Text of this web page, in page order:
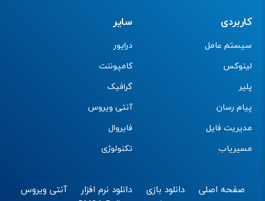
کاربردی
سیستم عامل
لینوکس
پلیر
پیام رسان
مدیریت فایل
مسیریاب
سایر
درایور
کامپوننت
گرافیک
آنتی ویروس
فایروال
تکنولوژی
صفحه اصلی دانلود بازی دانلود نرم افزار
آنتی ویروس